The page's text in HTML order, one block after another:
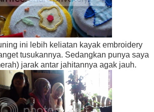
ini lebih keliatan kayak embroidery
tusukannya. Sedangkan punya saya
jarak antar jahitannya agak jauh.